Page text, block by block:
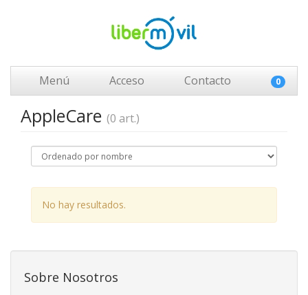
Menú Acceso Contacto 0
AppleCare (0 art.)
No hay resultados.
Sobre Nosotros